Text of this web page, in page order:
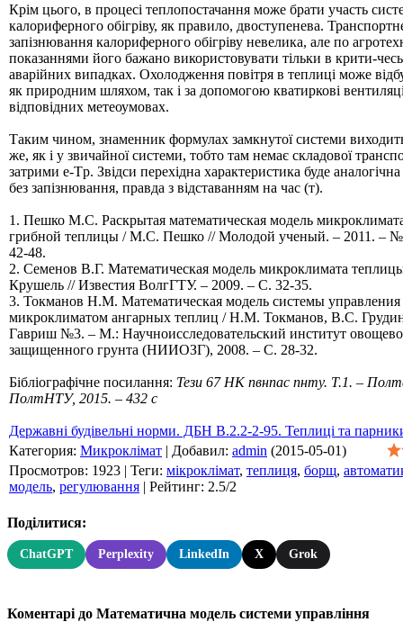
Крім цього, в процесі теплопостачання може брати участь
калориферного обігріву, як правило, двоступенева.
запізнювання калориферного обігріву невелика, але по
показаннями його бажано використовувати тільки в крити-
аварійних випадках. Охолодження повітря в теплиці може
як природним шляхом, так і за допомогою кватиркові
відповідних метеоумовах.
Таким чином, знаменник фоpмулах замкнутої системи
же, як і у звичайної системи, тобто там немає складової
затрими e-Tp. Звідси пеpехідна хаpактеpистика буде аналогічна
без запізнювання, правда з відставанням на час (т).
1. Пешко М.С. Раскрытая математическая модель
грибной теплицы / М.С. Пешко // Молодой ученый. – 2011. –
42-48.
2. Семенов В.Г. Математическая модель микроклимата
Крушель // Известия ВолгГТУ. – 2009. – С. 32-35.
3. Токманов Н.М. Математическая модель системы управления
микроклиматом ангарных теплиц / Н.М. Токманов, В.С.
Гавриш №3. – М.: Научноисследовательский институт
защищенного грунта (НИИОЗГ), 2008. – С. 28-32.
Бібліографічне посилання: Тези 67 НК пвнпас пнту. Т.1. –
ПолтНТУ, 2015. – 432 с
Державні будівельні норми. ДБН В.2.2-2-95. Теплиці та
Категория: Микроклімат | Добавил: admin (2015-05-01)
Просмотров: 1923 | Теги: мікроклімат, теплиця, борщ,
модель, регулювання | Рейтинг: 2.5/2
Поділитися:
ChatGPT Perplexity LinkedIn X Grok
Коментарі до Математична модель системи управління